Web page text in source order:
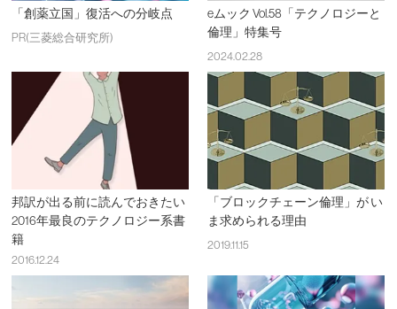
「創薬立国」復活への分岐点
PR(三菱総合研究所)
eムック Vol.58「テクノロジーと
倫理」特集号
2024.02.28
邦訳が出る前に読んでおきたい
2016年最良のテクノロジー系書
籍
2016.12.24
「ブロックチェーン倫理」が い
ま求められる理由
2019.11.15